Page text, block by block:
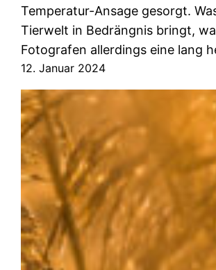
Temperatur-Ansage gesorgt.
Tierwelt in Bedrängnis bringt,
Fotografen allerdings eine lang
12. Januar 2024